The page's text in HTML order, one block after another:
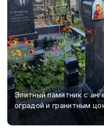
Элитный памятник с
оградой и гранитным